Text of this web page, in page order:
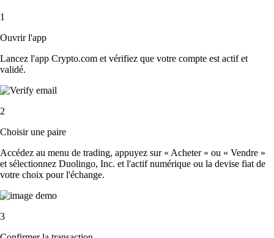
1
Ouvrir l'app
Lancez l'app Crypto.com et vérifiez que votre compte est actif et
validé.
2
Choisir une paire
Accédez au menu de trading, appuyez sur « Acheter » ou « Vendre »
et sélectionnez Duolingo, Inc. et l'actif numérique ou la devise fiat de
votre choix pour l'échange.
3